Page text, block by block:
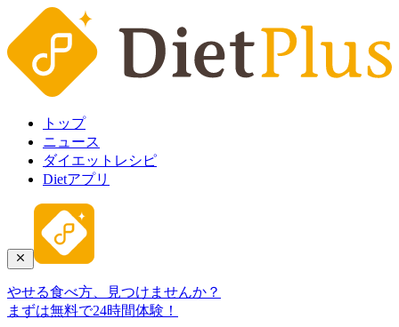
トップ
ニュース
ダイエットレシピ
Dietアプリ
やせる食べ方、見つけませんか？
まずは無料で24時間体験！